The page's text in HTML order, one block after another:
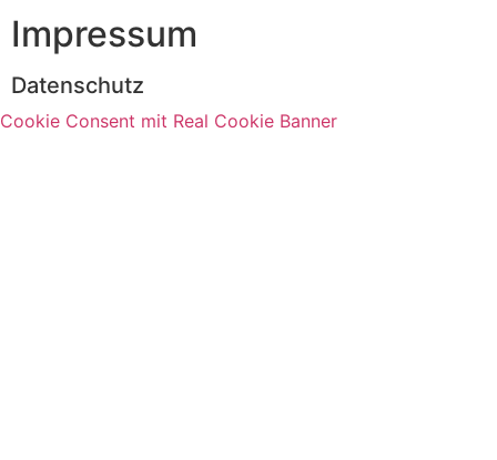
Impressum
Datenschutz
Cookie Consent mit Real Cookie Banner